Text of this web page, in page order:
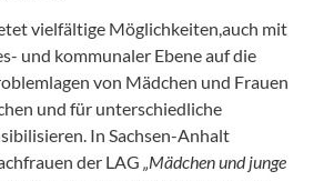
vielfältige Möglichkeiten,auch mit
und kommunaler Ebene auf die
von Mädchen und Frauen
und für unterschiedliche
In Sachsen-Anhalt
der LAG „Mädchen und junge